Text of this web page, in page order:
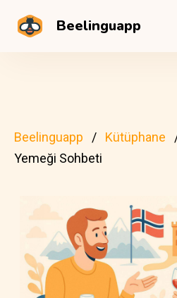
Beelinguapp
Beelinguapp Kütüphane
Yemeği Sohbeti